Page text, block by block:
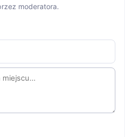
moderatora.